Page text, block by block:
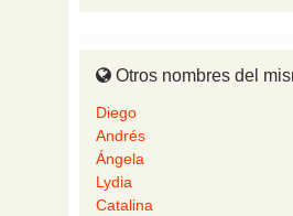
Otros nombres del
Diego
Andrés
Ángela
Lydia
Catalina